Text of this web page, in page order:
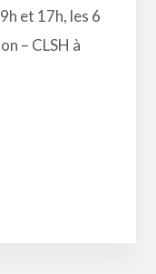
et 17h, les 6
– CLSH à